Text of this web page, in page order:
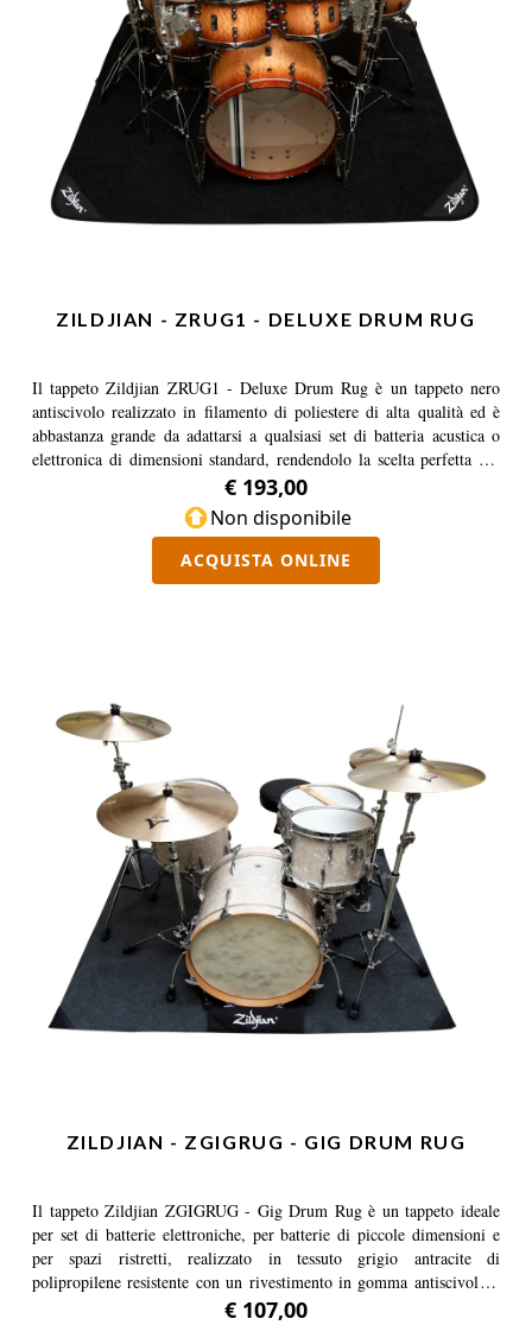
ZILDJIAN - ZRUG1 - DELUXE DRUM RUG
Il tappeto Zildjian ZRUG1 - Deluxe Drum Rug è un tappeto nero
antiscivolo realizzato in filamento di poliestere di alta qualità ed è
abbastanza grande da adattarsi a qualsiasi set di batteria acustica o
elettronica di dimensioni standard, rendendolo la scelta perfetta per
€ 193,00
Non disponibile
ACQUISTA ONLINE
ZILDJIAN - ZGIGRUG - GIG DRUM RUG
Il tappeto Zildjian ZGIGRUG - Gig Drum Rug è un tappeto ideale
per set di batterie elettroniche, per batterie di piccole dimensioni e
per spazi ristretti, realizzato in tessuto grigio antracite di
polipropilene resistente con un rivestimento in gomma antiscivolo e
un fermo per grancassa in schiuma spessa e rivestita.
€ 107,00